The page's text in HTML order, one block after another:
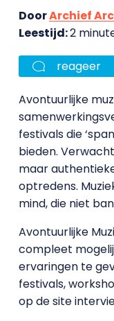
DoorArchief
Leestijd:2
reageer
Avontuurlijke
festivals die
bieden.
maar
optredens.
mind, die niet
Avontuurlijke
compleet
ervaringen te
festivals,
op de site